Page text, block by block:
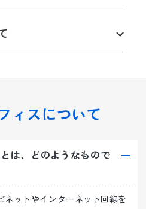
室の予約
SOHOプラザ栄白川 2027
会社概要
よくあるご質問
プライバシー
ポリシー
ィスについて
は、どのようなもので
ネットやインターネット回線を